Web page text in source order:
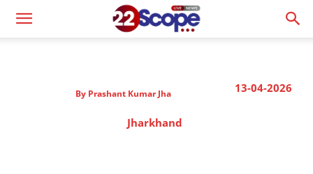
13-04-2026
By Prashant Kumar Jha
Jharkhand